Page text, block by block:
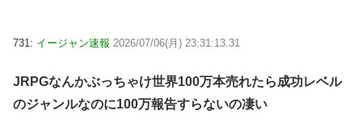
731: イージャン速報 2026/07/06(月) 23:31:13.31
JRPGなんかぶっちゃけ世界100万本売れたら成功レベル
のジャンルなのに100万報告すらないの凄い